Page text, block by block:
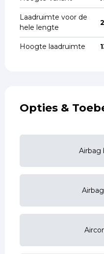
Laadruimte voor de
hele lengte
Hoogte laadruimte
Opties &
Airbag